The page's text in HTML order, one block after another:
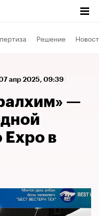
Решение
апр 2025, 09:39
—
Expo в